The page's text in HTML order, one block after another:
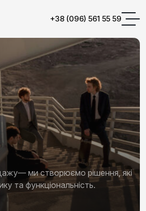
+38 (096) 561 55 59
ми створюємо рішення, які
та функціональність.